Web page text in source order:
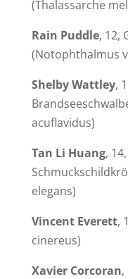
(Thalassarche
Rain Puddle, 12,
(Notophthalmus
Shelby Wattley,
acuflavidus)
Tan Li Huang,
elegans)
Vincent Everett,
cinereus)
Xavier Corcoran